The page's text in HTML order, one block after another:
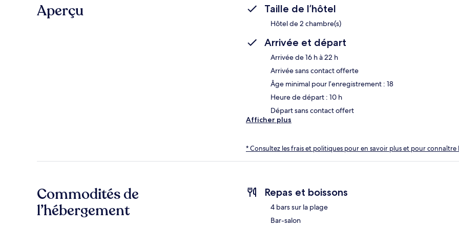
Aperçu Taille de l’hôtel
Hôtel de 2 chambre(s)
Arrivée et départ
Arrivée de 16 h à 22 h
Arrivée sans contact offerte
Âge minimal pour l’enregistrement : 18
Heure de départ : 10 h
Départ sans contact offert
Afficher plus
* Consultez les frais et politiques pour en savoir plus et pour connaître
Commodités de
l’hébergement
Repas et boissons
4 bars sur la plage
Bar-salon